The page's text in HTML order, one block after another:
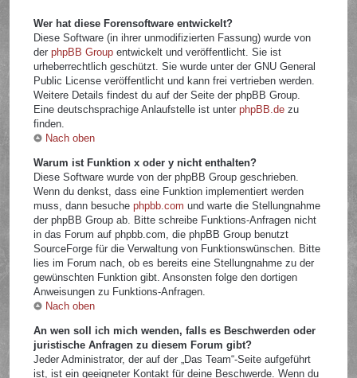
Wer hat diese Forensoftware entwickelt?
Diese Software (in ihrer unmodifizierten Fassung) wurde von
derphpBB Group entwickelt und veröffentlicht. Sie ist
urheberrechtlich geschützt. Sie wurde unter der GNU General
Public License veröffentlicht und kann frei vertrieben werden.
Weitere Details findest du auf der Seite der phpBB Group.
Eine deutschsprachige Anlaufstelle ist unterphpBB.de zu
finden.
Nach oben
Warum ist Funktion x oder y nicht enthalten?
Diese Software wurde von der phpBB Group geschrieben.
Wenn du denkst, dass eine Funktion implementiert werden
muss, dann besuchephpbb.com und warte die Stellungnahme
der phpBB Group ab. Bitte schreibe Funktions-Anfragen nicht
in das Forum auf phpbb.com, die phpBB Group benutzt
SourceForge für die Verwaltung von Funktionswünschen. Bitte
lies im Forum nach, ob es bereits eine Stellungnahme zu der
gewünschten Funktion gibt. Ansonsten folge den dortigen
Anweisungen zu Funktions-Anfragen.
Nach oben
An wen soll ich mich wenden, falls es Beschwerden oder
juristische Anfragen zu diesem Forum gibt?
Jeder Administrator, der auf der „Das Team“-Seite aufgeführt
ist, ist ein geeigneter Kontakt für deine Beschwerde. Wenn du